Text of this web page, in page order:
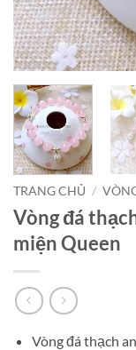
TRANG CHỦ /
Vòng đá
miện Queen
Vòng đá thạch